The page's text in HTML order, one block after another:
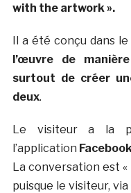
with the artwork ».
Il a été conçu dans
l’œuvre de
surtout de créer
deux.
Le visiteur a la
l’application
La conversation est
puisque le visiteur,